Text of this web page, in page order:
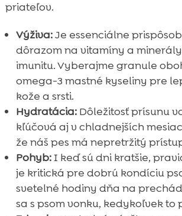
priateľov.
Výživa:Je essenciálne
dôrazom na vitamíny a
imunitu. Vyberajme granule
omega-3 mastné kyseliny pre
kože a srsti.
Hydratácia:Dôležitosť prísunu
kľúčová aj v chladnejších
že náš pes má nepretržitý
Pohyb:I keď sú dni kratšie,
je kritická pre dobrú kondíciu
svetelné hodiny dňa na
sa s psom vonku, kedykoľvek to